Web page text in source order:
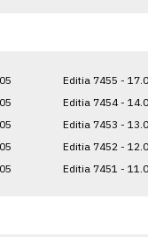
Editia 7455 -
Editia 7454 -
Editia 7453 -
Editia 7452 -
Editia 7451 -